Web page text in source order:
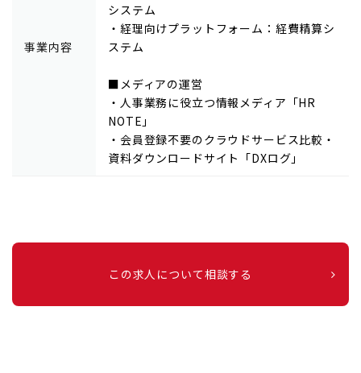
事業内容
システム
・経理向けプラットフォーム：経費精算シ
ステム
■メディアの運営
・人事業務に役立つ情報メディア「HR
NOTE」
・会員登録不要のクラウドサービス比較・
資料ダウンロードサイト「DXログ」
この求人について相談する